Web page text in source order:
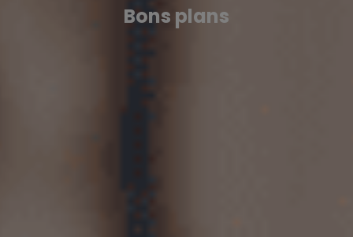
Bons plans